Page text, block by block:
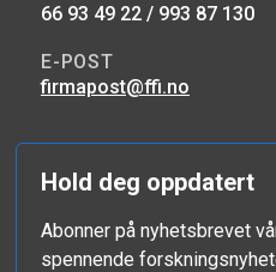
66 93 49 22 / 993 87 130
E-POST
firmapost@ffi.no
Hold deg oppdatert
Abonner på nyhetsbrevet
spennende